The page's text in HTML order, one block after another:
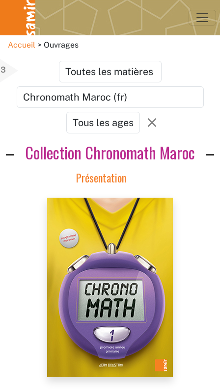
Accueil Ouvrages
3
Collection Chronomath Maroc
Présentation